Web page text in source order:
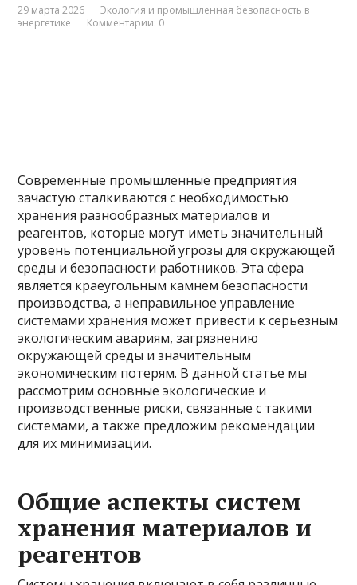
29 марта 2026
Экология и промышленная безопасность в
энергетике
Комментарии: 0
Современные промышленные предприятия
зачастую сталкиваются с необходимостью
хранения разнообразных материалов и
реагентов, которые могут иметь значительный
уровень потенциальной угрозы для окружающей
среды и безопасности работников. Эта сфера
является краеугольным камнем безопасности
производства, а неправильное управление
системами хранения может привести к серьезным
экологическим авариям, загрязнению
окружающей среды и значительным
экономическим потерям. В данной статье мы
рассмотрим основные экологические и
производственные риски, связанные с такими
системами, а также предложим рекомендации
для их минимизации.
Общие аспекты систем
хранения материалов и
реагентов